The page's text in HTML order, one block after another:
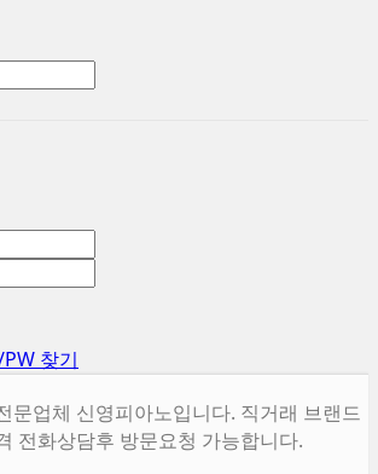
찾기
문업체 신영피아노입니다. 직거래 브랜드
전화상담후 방문요청 가능합니다.